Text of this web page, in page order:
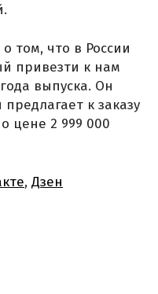
о том, что в России
привезти к нам
выпуска. Он
к заказу
цене 2 999 000
, Дзен